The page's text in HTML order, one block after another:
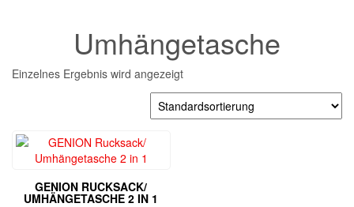
Umhängetasche
Einzelnes Ergebnis wird angezeigt
GENION RUCKSACK/
UMHÄNGETASCHE 2 IN 1